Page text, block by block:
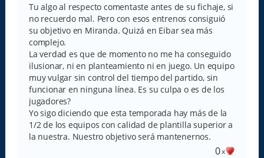
Tu algo al respecto comentaste antes de su fichaje, si
no recuerdo mal. Pero con esos entrenos consiguió
su objetivo en Miranda. Quizá en Eibar sea más
complejo.
La verdad es que de momento no me ha conseguido
ilusionar, ni en planteamiento ni en juego. Un equipo
muy vulgar sin control del tiempo del partido, sin
funcionar en ninguna línea. Es su culpa o es de los
jugadores?
Yo sigo diciendo que esta temporada hay más de la
1/2 de los equipos con calidad de plantilla superior a
la nuestra. Nuestro objetivo será mantenernos.
0x